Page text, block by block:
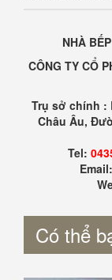
NHÀ
CÔNG TY CỔ
Trụ sở chính :
Châu Âu,
Tel:
Có thể